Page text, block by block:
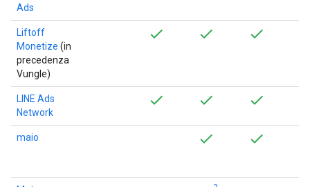
Ads
Liftoff
Monetize (in
precedenza
Vungle)
LINE Ads
Network
maio